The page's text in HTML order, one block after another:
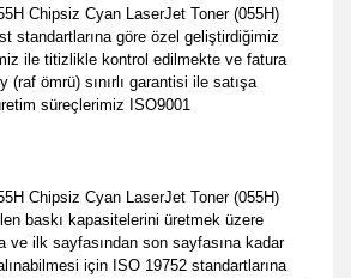
Chipsiz Cyan LaserJet Toner (055H)
standartlarına göre özel geliştirdiğimiz
ile titizlikle kontrol edilmekte ve fatura
(raf ömrü) sınırlı garantisi ile satışa
süreçlerimiz ISO9001
Chipsiz Cyan LaserJet Toner (055H)
baskı kapasitelerini üretmek üzere
ve ilk sayfasından son sayfasına kadar
için ISO 19752 standartlarına